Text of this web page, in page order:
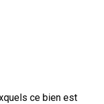
ce bien est